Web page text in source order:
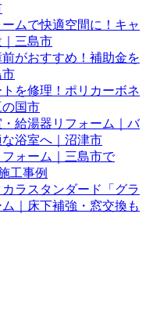
ムで快適空間に！キャ
三島市
がおすすめ！補助金を
市
を修理！ポリカーボネ
国市
給湯器リフォーム｜バ
浴室へ｜沼津市
ォーム｜三島市で
工事例
ラスタンダード「グラ
｜床下補強・窓交換も